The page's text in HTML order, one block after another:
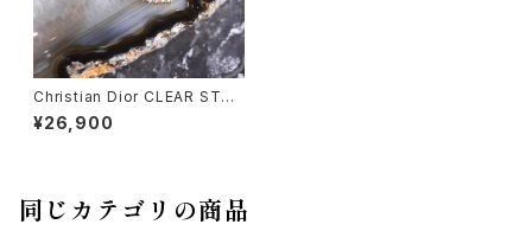
Christian Dior CLEAR STO
NE HEART DESIGN NECKLA
CE/クリスチャンディオールクリ
¥26,900
同じカテゴリの商品